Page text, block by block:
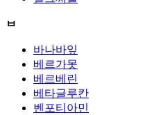
ㅂ
바나바잎
베르가못
베르베린
베타글루칸
벤포티아민